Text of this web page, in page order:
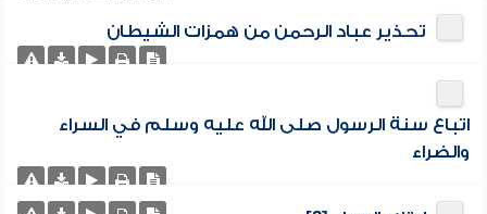
تحذير عباد الرحمن من همزات الشيطان
اتباع سنة الرسول صلى الله عليه وسلم في السراء
والضراء